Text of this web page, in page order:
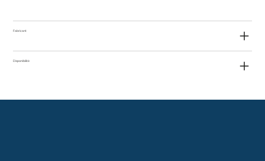
Fabricant
Disponibilité